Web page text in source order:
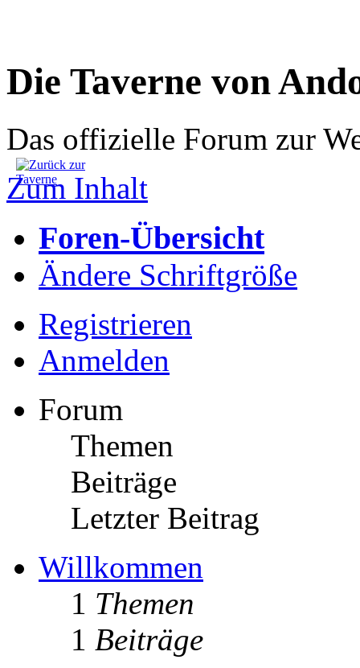
Die Taverne von
Das offizielle Forum zur
Zum Inhalt
Foren-Übersicht
Ändere Schriftgröße
Registrieren
Anmelden
Forum
Themen
Beiträge
Letzter Beitrag
Willkommen
1 Themen
1 Beiträge